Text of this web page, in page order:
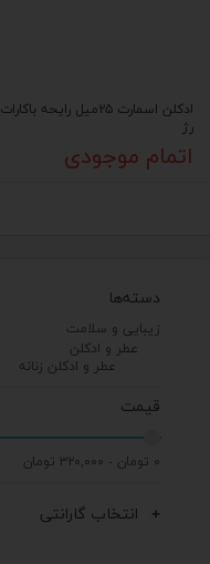
دسته‌ها
زیبایی و سلامت
عطر و ادکلن
عطر و ادکلن زنانه
قیمت
۰ تومان - ۳۲۰,۰۰۰ تومان
انتخاب گارانتی
ادکلن اسمارت ۲۵میل رایحه باکارات
رژ
اتمام موجودی